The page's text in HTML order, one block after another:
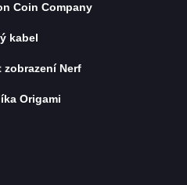
Coin Company
kabel
Nerf
Origami